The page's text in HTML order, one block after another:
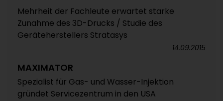
Mehrheit der Fachleute erwartet starke
Zunahme des 3D-Drucks / Studie des
Geräteherstellers Stratasys
14.09.2015
MAXIMATOR
Spezialist für Gas- und Wasser-Injektion
gründet Servicezentrum in den USA